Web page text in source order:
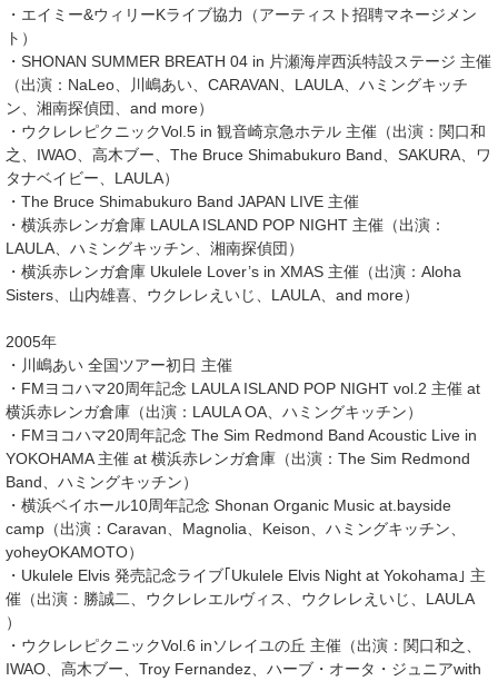
・エイミー&ウィリーKライブ協力（アーティスト招聘マネージメン
ト）
・SHONAN SUMMER BREATH 04 in 片瀬海岸西浜特設ステージ 主催
（出演：NaLeo、川嶋あい、CARAVAN、LAULA、ハミングキッチ
ン、湘南探偵団、and more）
・ウクレレピクニックVol.5 in 観音崎京急ホテル 主催（出演：関口和
之、IWAO、高木ブー、The Bruce Shimabukuro Band、SAKURA、ワ
タナベイビー、LAULA）
・The Bruce Shimabukuro Band JAPAN LIVE 主催
・横浜赤レンガ倉庫 LAULA ISLAND POP NIGHT 主催（出演：
LAULA、ハミングキッチン、湘南探偵団）
・横浜赤レンガ倉庫 Ukulele Lover’s in XMAS 主催（出演：Aloha
Sisters、山内雄喜、ウクレレえいじ、LAULA、and more）
2005年
・川嶋あい 全国ツアー初日 主催
・FMヨコハマ20周年記念 LAULA ISLAND POP NIGHT vol.2 主催 at
横浜赤レンガ倉庫（出演：LAULA OA、ハミングキッチン）
・FMヨコハマ20周年記念 The Sim Redmond Band Acoustic Live in
YOKOHAMA 主催 at 横浜赤レンガ倉庫（出演：The Sim Redmond
Band、ハミングキッチン）
・横浜ベイホール10周年記念 Shonan Organic Music at.bayside
camp（出演：Caravan、Magnolia、Keison、ハミングキッチン、
yoheyOKAMOTO）
・Ukulele Elvis 発売記念ライブ｢Ukulele Elvis Night at Yokohama｣ 主
催（出演：勝誠二、ウクレレエルヴィス、ウクレレえいじ、LAULA
）
・ウクレレピクニックVol.6 inソレイユの丘 主催（出演：関口和之、
IWAO、高木ブー、Troy Fernandez、ハーブ・オータ・ジュニアwith